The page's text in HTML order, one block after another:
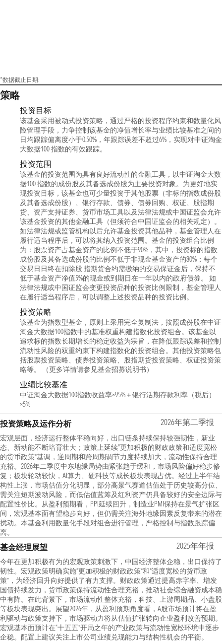
*数据截止日期:
策略
投资目标
该基金采用被动式投资策略，通过严格的投资程序约束和数量化风
险管理手段，力争控制该基金的净值增长率与业绩比较基准之间的
日均跟踪偏离度小于0.50%，年跟踪误差不超过6%，实现对中证淘金
大数据100 指数的有效跟踪。
投资范围
该基金的投资范围为具有良好流动性的金融工具，以中证淘金大数
据100 指数的成份股及其备选成份股为主要投资对象。为更好地实
现投资目标，该基金也可少量投资于其他股票（非标的指数成份股
及其备选成份股）、银行存款、债券、债券回购、权证、股指期
货、资产支持证券、货币市场工具以及法律法规或中国证监会允许
该基金投资的其他金融工具（但须符合中国证监会的相关规定）。
如法律法规或监管机构以后允许基金投资其他品种，基金管理人在
履行适当程序后，可以将其纳入投资范围。基金的投资组合比例
为：股票资产占基金资产的比例不低于90%，其中，投资标的指数
成份股及其备选成份股的比例不低于非现金基金资产的80%；每个
交易日日终在扣除股 指期货合约需缴纳的交易保证金后，保持不
低于基金资产净值5%的现金或到期日在一年以内的政府债券。 如
法律法规或中国证监会变更投资品种的投资比例限制，基金管理人
在履行适当程序后，可以调整上述投资品种的投资比例。
投资策略
该基金为指数型基金，原则上采用完全复制法，按照成份股在中证
淘金大数据100指数中的基准权重构建指数化投资组合。该基金以
追求标的指数长期增长的稳定收益为宗旨，在降低跟踪误差和控制
流动性风险的双重约束下构建指数化的投资组合。其他投资策略包
括股票投资策略、债券投资策略、股指期货投资策略、权证投资策
略等。 （更多详情请参见基金招募说明书）
业绩比较基准
中证淘金大数据100指数收益率×95%＋银行活期存款利率（税后）
×5%
投资策略及运作分析 2026年第二季报
宏观层面，经济运行整体平稳向好，出口链条持续保持较强韧性，新业
态、新动能不断培育壮大；政策上延续"更加积极的财政政策和适度宽松
的货币政策"基调，逆周期和跨周期调节力度持续加大，流动性保持合理
充裕。2026年二季度中东地缘局势由紧张趋于缓和，市场风险偏好稳步修
复；板块轮动较快，AI算力、硬科技等成长板块表现占优。经过上半年结
构性上涨，市场估值分化明显，部分高景气赛道估值处于历史较高分位、
需关注短期波动风险，而低估值蓝筹及红利资产仍具备较好的安全边际与
配置性价比。从盈利预期看，PPI延续回升，制造业PMI保持在景气扩张区
间，宏观基本面有望稳步向好，但仍需关注海外地缘因素反复带来的潜在
扰动。本基金利用数量化手段对组合进行管理，严格控制与指数跟踪偏
离。
基金经理展望 2025年年报
今年在更加积极有为的宏观政策刺激下，中国经济整体企稳，出口保持了
韧性。宏观政策明确实施“更加积极的财政政策”和“适度宽松的货币政
策”，为经济回升向好提供了有力支撑。财政政策通过提高赤字率、增发
国债持续发力，货币政策保持流动性合理充裕，推动社会综合融资成本稳
中有降。在此背景下，市场流动性整体充裕，科技、上游周期品、小盘股
等板块表现突出。展望2026年，从盈利预期角度看，A股市场预计将在盈
利驱动与政策支持下，市场驱动力将从估值扩张转向企业盈利改善预期。
宏观基本面预计在“十五五”开局之年的产业政策与流动性宽松环境中逐步
企稳。配置上建议关注上市公司业绩兑现能力与结构性机会的平衡。